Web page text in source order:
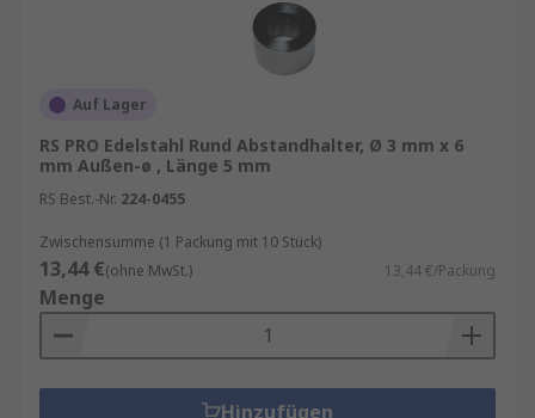
Auf Lager
RS PRO Edelstahl Rund Abstandhalter, Ø 3 mm x 6
mm Außen-ø , Länge 5 mm
RS Best.-Nr. 224-0455
Zwischensumme (1 Packung mit 10 Stück)
13,44 €(ohne MwSt.) 13,44 €/Packung
Menge
Hinzufügen